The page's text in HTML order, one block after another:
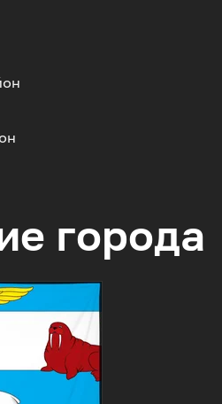
города